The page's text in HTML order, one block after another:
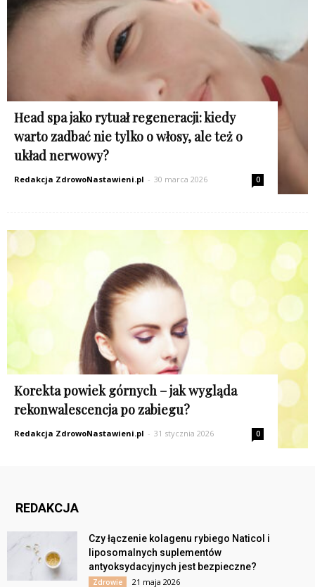
Head spa jako rytuał regeneracji: kiedy
warto zadbać nie tylko o włosy, ale też o
układ nerwowy?
Redakcja ZdrowoNastawieni.pl - 30 marca 2026 0
Korekta powiek górnych – jak wygląda
rekonwalescencja po zabiegu?
Redakcja ZdrowoNastawieni.pl - 31 stycznia 2026 0
REDAKCJA
Czy łączenie kolagenu rybiego Naticol i
liposomalnych suplementów
antyoksydacyjnych jest bezpieczne?
Zdrowie 21 maja 2026